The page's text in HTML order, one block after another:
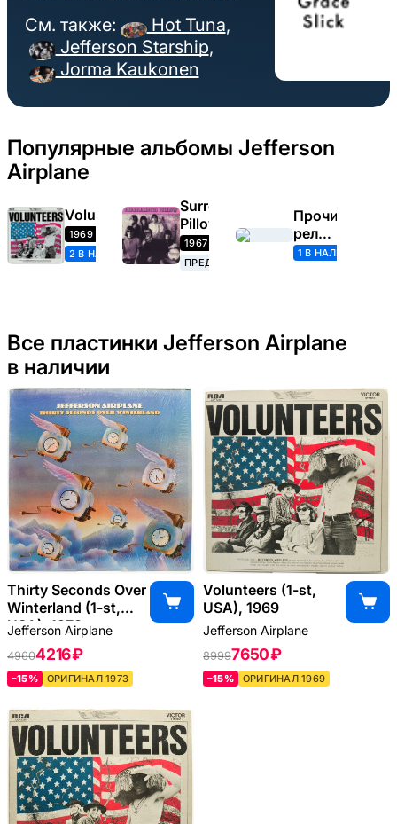
См. также:
Hot Tuna,
Jefferson Starship,
Jorma Kaukonen
Популярные альбомы Jefferson
Airplane
Volunteers
1969
2 В НАЛИЧИИ
Surrealistic
Pillow
1967
ПРЕДЗАКАЗ
Прочие
релизы
(Jefferson
1 В НАЛИЧИИ
Все пластинки Jefferson Airplane
в наличии
Thirty Seconds Over
Winterland (1-st,
USA), 1973
Jefferson Airplane
49604216 ₽
–15% ОРИГИНАЛ 1973
Volunteers (1-st,
USA), 1969
Jefferson Airplane
89997650 ₽
–15% ОРИГИНАЛ 1969